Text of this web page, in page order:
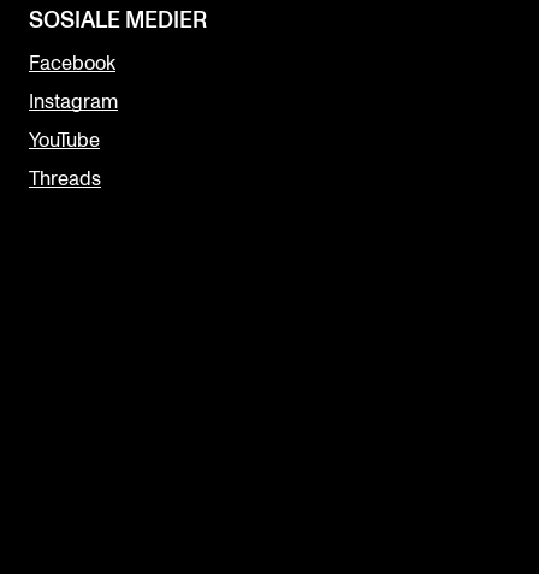
SOSIALE MEDIER
Facebook
Instagram
YouTube
Threads